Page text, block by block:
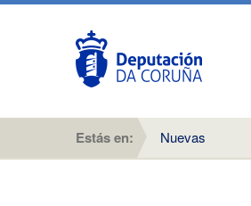
Estás en: Nuevas